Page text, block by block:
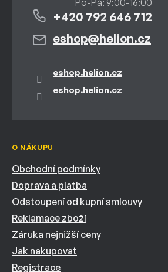
eshop@helion.cz
+420 792 646 712
eshop.helion.cz
eshop.helion.cz
O NÁKUPU
Obchodní podmínky
Doprava a platba
Odstoupení od kupní smlouvy
Reklamace zboží
Záruka nejnižší ceny
Jak nakupovat
Registrace